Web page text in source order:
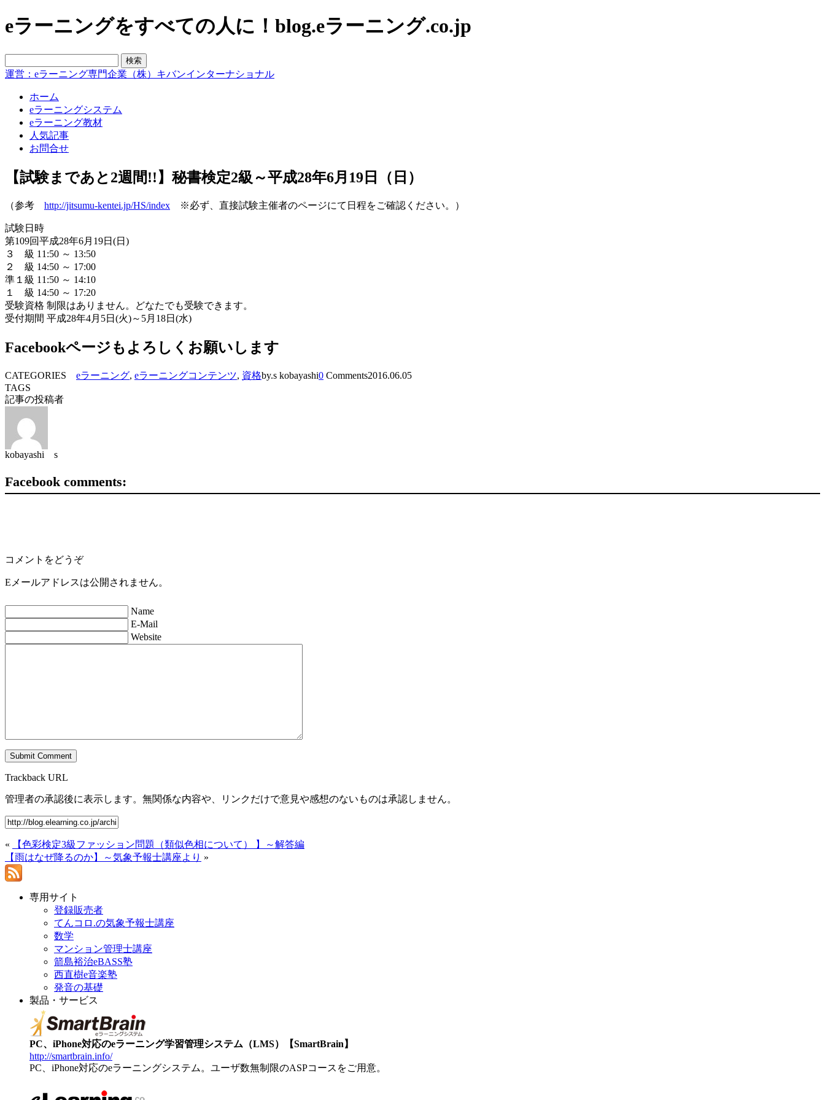
eラーニングをすべての人に！blog.eラーニング.co.jp
運営：eラーニング専門企業（株）キバンインターナショナル
ホーム
eラーニングシステム
eラーニング教材
人気記事
お問合せ
【試験まであと2週間!!】秘書検定2級～平成28年6月19日（日）
（参考 http://jitsumu-kentei.jp/HS/index ※必ず、直接試験主催者のページにて日程をご確認ください。）
試験日時
第109回平成28年6月19日(日)
３ 級 11:50 ～ 13:50
２ 級 14:50 ～ 17:00
準１級 11:50 ～ 14:10
１ 級 14:50 ～ 17:20
受験資格 制限はありません。どなたでも受験できます。
受付期間 平成28年4月5日(火)～5月18日(水)
Facebookページもよろしくお願いします
CATEGORIES eラーニング, eラーニングコンテンツ, 資格by.s kobayashi0 Comments2016.06.05
TAGS
記事の投稿者
kobayashi s
Facebook comments:
コメントをどうぞ
Eメールアドレスは公開されません。
Name
E-Mail
Website
Trackback URL
管理者の承認後に表示します。無関係な内容や、リンクだけで意見や感想のないものは承認しません。
«
【色彩検定3級ファッション問題（類似色相について） 】～解答編
【雨はなぜ降るのか】～気象予報士講座より »
専用サイト
登録販売者
てんコロ.の気象予報士講座
数学
マンション管理士講座
箭島裕治eBASS塾
西直樹e音楽塾
発音の基礎
製品・サービス
PC、iPhone対応のeラーニング学習管理システム（LMS）【SmartBrain】
http://smartbrain.info/
PC、iPhone対応のeラーニングシステム。ユーザ数無制限のASPコースをご用意。